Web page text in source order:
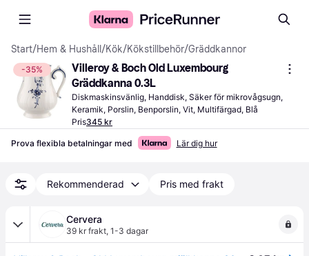
Start/Hem & Hushåll /Kök/Kökstillbehör/Gräddkannor
-35%
Villeroy & Boch Old Luxembourg
Gräddkanna 0.3L
Diskmaskinsvänlig, Handdisk, Säker för mikrovågsugn,
Keramik, Porslin, Benporslin, Vit, Multifärgad, Blå
Pris345 kr
Prova flexibla betalningar med Lär dig hur
Rekommenderad Pris med frakt
Cervera
39 kr frakt, 1-3 dagar